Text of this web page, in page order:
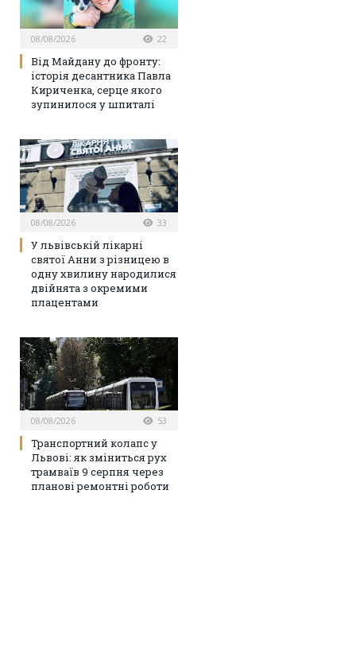
08/08/2026 22
Від Майдану до фронту:
історія десантника Павла
Кириченка, серце якого
зупинилося у шпиталі
08/08/2026 33
У львівській лікарні
святої Анни з різницею в
одну хвилину народилися
двійнята з окремими
плацентами
08/08/2026 53
Транспортний колапс у
Львові: як зміниться рух
трамваїв 9 серпня через
планові ремонтні роботи